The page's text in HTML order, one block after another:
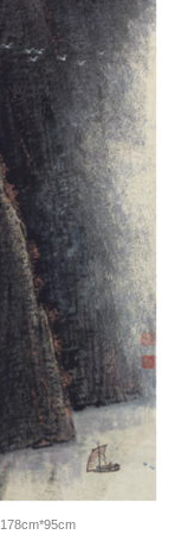
178cm*95cm